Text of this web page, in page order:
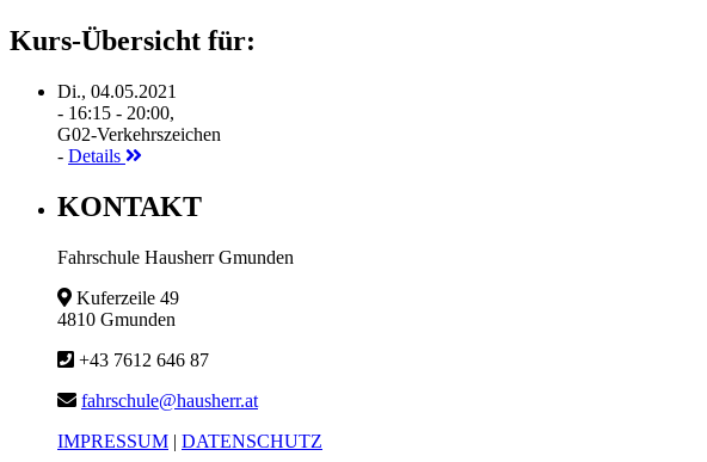
Kurs-Übersicht für:
Di., 04.05.2021
- 16:15 - 20:00,
G02-Verkehrszeichen
- Details
KONTAKT
Fahrschule Hausherr Gmunden
Kuferzeile 49
4810 Gmunden
+43 7612 646 87
fahrschule@hausherr.at
IMPRESSUM | DATENSCHUTZ